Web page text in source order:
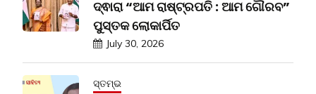
ଦ୍ଵାରା “ଆମ ରାଷ୍ଟ୍ରପତି : ଆମ ଗୌରବ”
ପୁସ୍ତକ ଲୋକାର୍ପିତ
July 30, 2026
ସ୍ତମ୍ଭ